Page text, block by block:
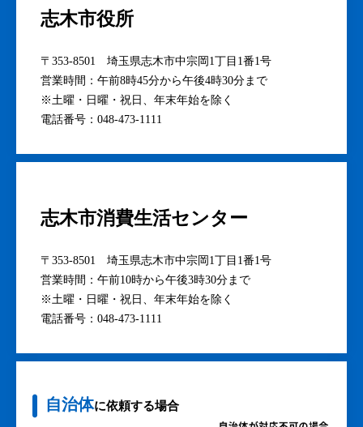
志木市役所
〒353-8501 埼玉県志木市中宗岡1丁目1番1号
営業時間：午前8時45分から午後4時30分まで
※土曜・日曜・祝日、年末年始を除く
電話番号：048-473-1111
志木市消費生活センター
〒353-8501 埼玉県志木市中宗岡1丁目1番1号
営業時間：午前10時から午後3時30分まで
※土曜・日曜・祝日、年末年始を除く
電話番号：048-473-1111
自治体に依頼する場合